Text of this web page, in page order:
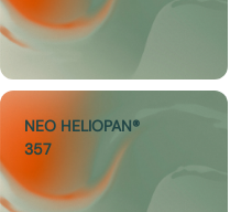
NEO HELIOPAN®
357